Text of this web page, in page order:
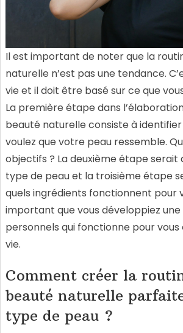
Il est important de noter que la
naturelle n’est pas une tendance.
vie et il doit être basé sur ce que
La première étape dans
beauté naturelle consiste à identifier
voulez que votre peau ressemble.
objectifs ? La deuxième étape serait
type de peau et la troisième étape
quels ingrédients fonctionnent pour
important que vous développiez une
personnels qui fonctionne pour
vie.
Comment créer la
beauté naturelle
type de peau ?